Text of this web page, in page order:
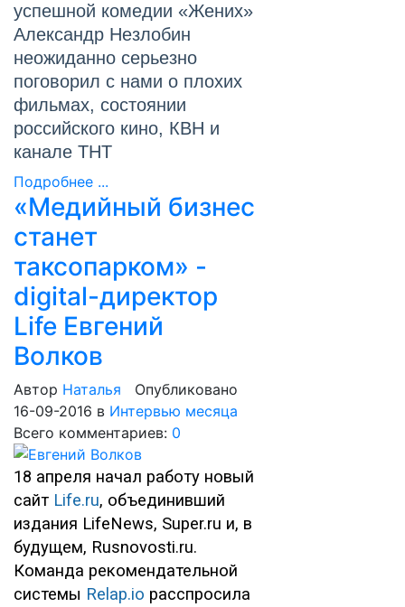
успешной комедии «Жених»
Александр Незлобин
неожиданно серьезно
поговорил с нами о плохих
фильмах, состоянии
российского кино, КВН и
канале ТНТ
Подробнее ...
«Медийный бизнес
станет
таксопарком» -
digital-директор
Life Евгений
Волков
Автор Наталья
Опубликовано
16-09-2016 в Интервью месяца
Всего комментариев: 0
18 апреля начал работу новый
сайт Life.ru, объединивший
издания LifeNews, Super.ru и, в
будущем, Rusnovosti.ru.
Команда рекомендательной
системы Relap.io расспросила